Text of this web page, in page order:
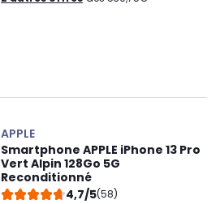
APPLE
Smartphone APPLE iPhone 13 Pro
Vert Alpin 128Go 5G
Reconditionné
4,7/5(58)